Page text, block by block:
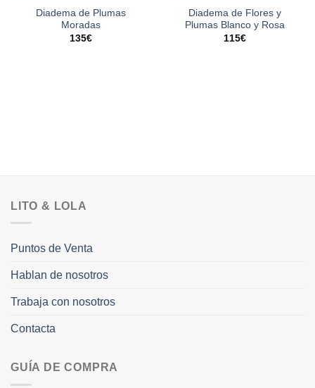
Diadema de Plumas
Moradas
135€
Diadema de Flores y
Plumas Blanco y Rosa
115€
LITO & LOLA
Puntos de Venta
Hablan de nosotros
Trabaja con nosotros
Contacta
GUÍA DE COMPRA